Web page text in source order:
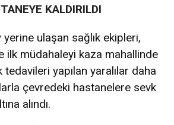
KALDIRILDI
yerine ulaşan sağlık ekipleri,
ilk müdahaleyi kaza mahallinde
yapılan yaralılar daha
çevredeki hastanelere sevk
alındı.